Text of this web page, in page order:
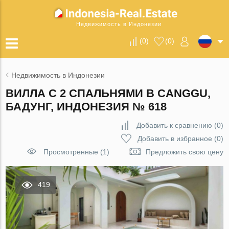
Недвижимость в Индонезии
(0) (0)
Недвижимость в Индонезии
ВИЛЛА С 2 СПАЛЬНЯМИ В CANGGU,
БАДУНГ, ИНДОНЕЗИЯ № 618
Добавить к сравнению (0)
Добавить в избранное (0)
Просмотренные (1)
Предложить свою цену
419